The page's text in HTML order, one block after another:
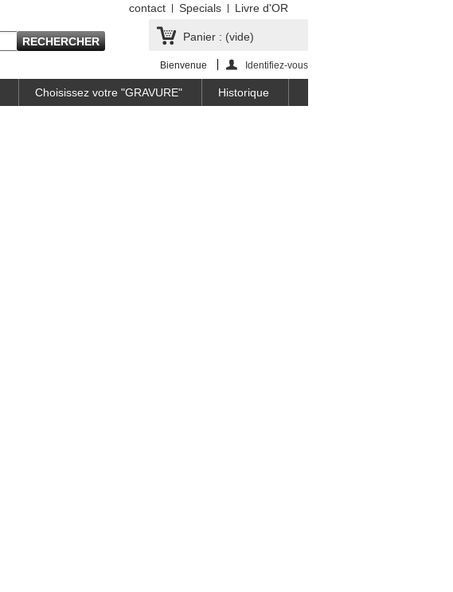
contact Specials Livre d'OR
Panier : (vide)
Bienvenue Identifiez-vous
Choisissez votre "GRAVURE" Historique